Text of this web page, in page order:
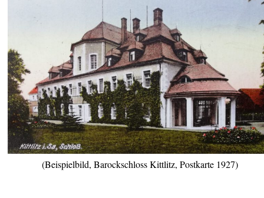
(Beispielbild, Barockschloss Kittlitz, Postkarte 1927)